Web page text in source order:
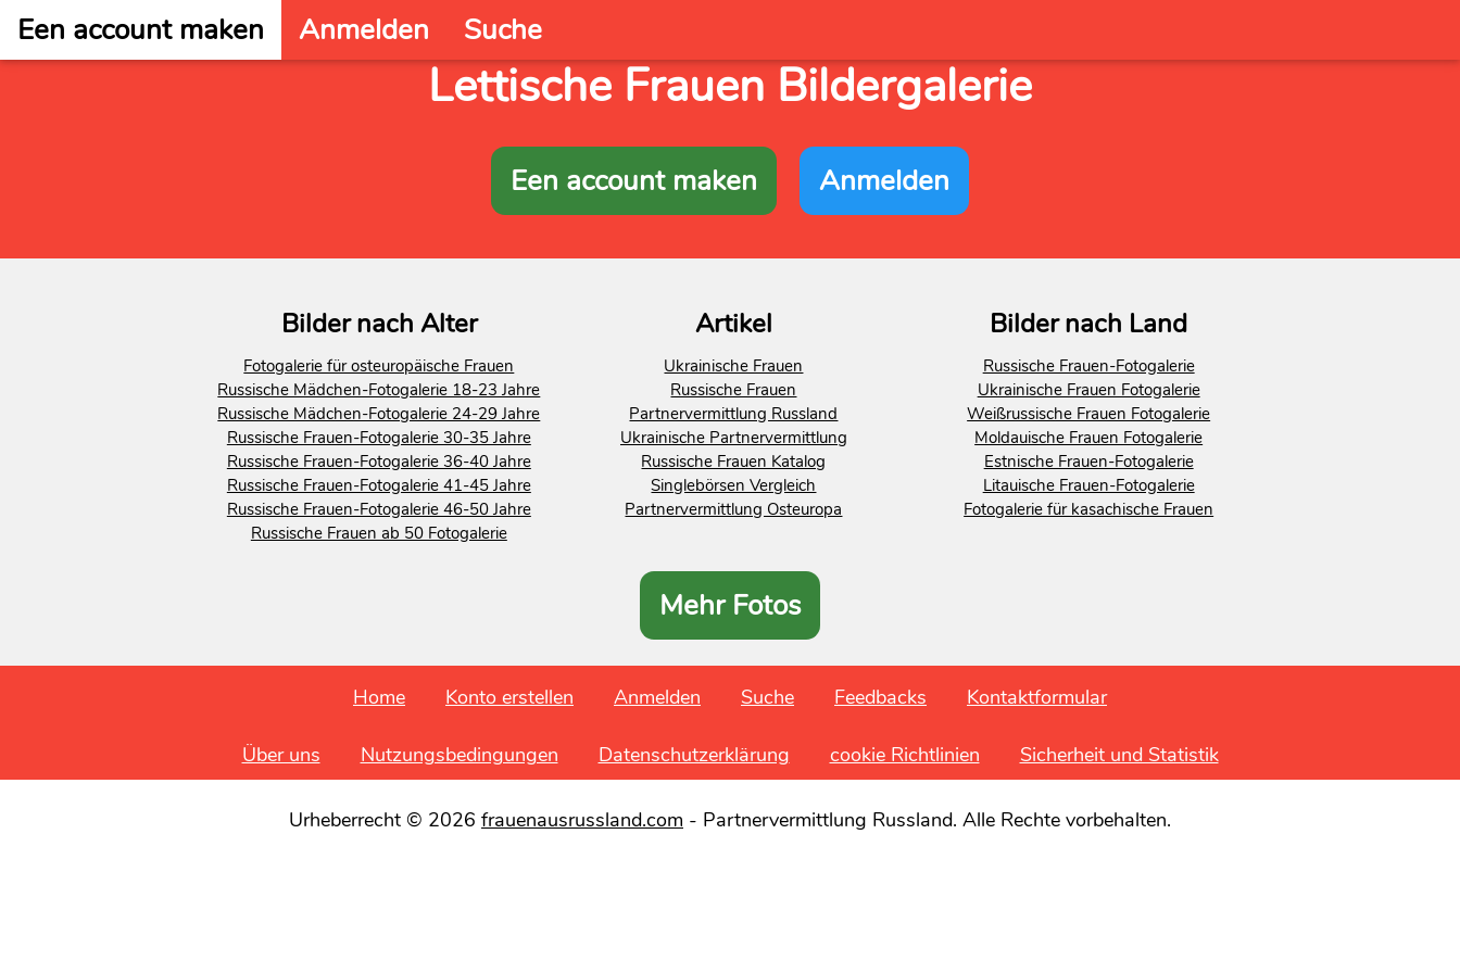
Een account maken Anmelden Suche
Lettische Frauen Bildergalerie
Een account maken Anmelden
Bilder nach Alter
Fotogalerie für osteuropäische Frauen
Russische Mädchen-Fotogalerie 18-23 Jahre
Russische Mädchen-Fotogalerie 24-29 Jahre
Russische Frauen-Fotogalerie 30-35 Jahre
Russische Frauen-Fotogalerie 36-40 Jahre
Russische Frauen-Fotogalerie 41-45 Jahre
Russische Frauen-Fotogalerie 46-50 Jahre
Russische Frauen ab 50 Fotogalerie
Artikel
Ukrainische Frauen
Russische Frauen
Partnervermittlung Russland
Ukrainische Partnervermittlung
Russische Frauen Katalog
Singlebörsen Vergleich
Partnervermittlung Osteuropa
Bilder nach Land
Russische Frauen-Fotogalerie
Ukrainische Frauen Fotogalerie
Weißrussische Frauen Fotogalerie
Moldauische Frauen Fotogalerie
Estnische Frauen-Fotogalerie
Litauische Frauen-Fotogalerie
Fotogalerie für kasachische Frauen
Mehr Fotos
Home Konto erstellen Anmelden Suche Feedbacks Kontaktformular
Über uns Nutzungsbedingungen Datenschutzerklärung cookie Richtlinien Sicherheit und Statistik
Urheberrecht © 2026 frauenausrussland.com - Partnervermittlung Russland. Alle Rechte vorbehalten.